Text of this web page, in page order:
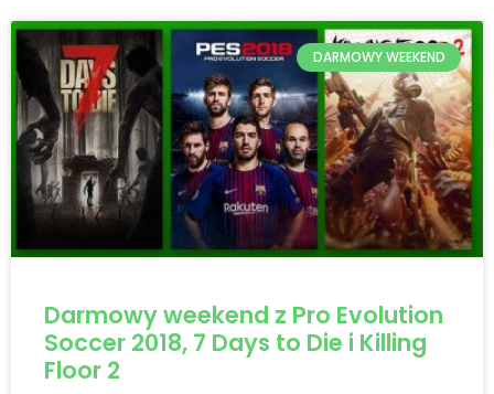
DARMOWY WEEKEND
Darmowy weekend z Pro Evolution
Soccer 2018, 7 Days to Die i Killing
Floor 2